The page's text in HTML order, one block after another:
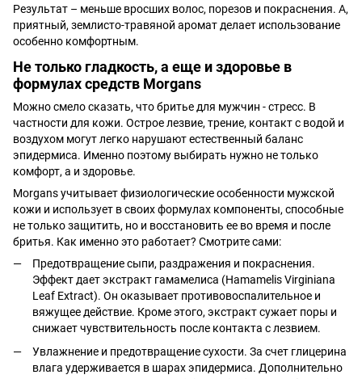
Результат – меньше вросших волос, порезов и покраснения. А,
приятный, землисто-травяной аромат делает использование
особенно комфортным.
Не только гладкость, а еще и здоровье в
формулах средств Morgans
Можно смело сказать, что бритье для мужчин - стресс. В
частности для кожи. Острое лезвие, трение, контакт с водой и
воздухом могут легко нарушают естественный баланс
эпидермиса. Именно поэтому выбирать нужно не только
комфорт, а и здоровье.
Morgans учитывает физиологические особенности мужской
кожи и использует в своих формулах компоненты, способные
не только защитить, но и восстановить ее во время и после
бритья. Как именно это работает? Смотрите сами:
Предотвращение сыпи, раздражения и покраснения.
Эффект дает экстракт гамамелиса (Hamamelis Virginiana
Leaf Extract). Он оказывает противовоспалительное и
вяжущее действие. Кроме этого, экстракт сужает поры и
снижает чувствительность после контакта с лезвием.
Увлажнение и предотвращение сухости. За счет глицерина
влага удерживается в шарах эпидермиса. Дополнительно